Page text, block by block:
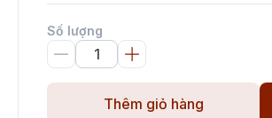
Số lượng
Thêm giỏ hàng